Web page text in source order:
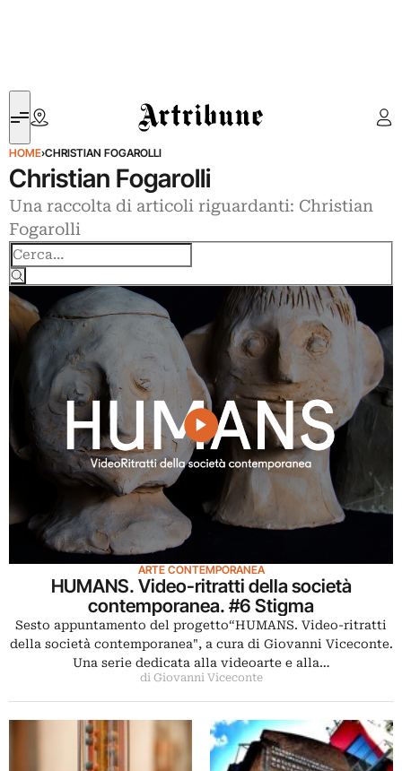
Artribune
HOME›CHRISTIAN FOGAROLLI
Christian Fogarolli
Una raccolta di articoli riguardanti: Christian
Fogarolli
Cerca
ARTE CONTEMPORANEA
HUMANS. Video-ritratti della società
contemporanea. #6 Stigma
Sesto appuntamento del progetto“HUMANS. Video-ritratti
della società contemporanea", a cura di Giovanni Viceconte.
Una serie dedicata alla videoarte e alla…
di Giovanni Viceconte